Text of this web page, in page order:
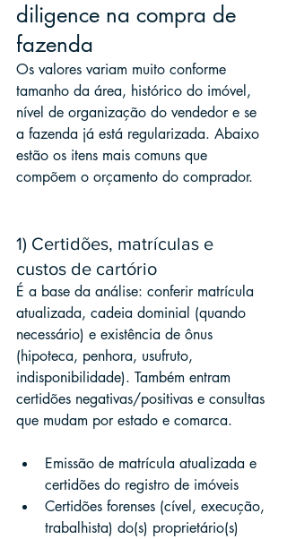
diligence na compra de
fazenda
Os valores variam muito conforme
tamanho da área, histórico do imóvel,
nível de organização do vendedor e se
a fazenda já está regularizada. Abaixo
estão os itens mais comuns que
compõem o orçamento do comprador.
1) Certidões, matrículas e
custos de cartório
É a base da análise: conferir matrícula
atualizada, cadeia dominial (quando
necessário) e existência de ônus
(hipoteca, penhora, usufruto,
indisponibilidade). Também entram
certidões negativas/positivas e consultas
que mudam por estado e comarca.
Emissão de matrícula atualizada e
certidões do registro de imóveis
Certidões forenses (cível, execução,
trabalhista) do(s) proprietário(s)